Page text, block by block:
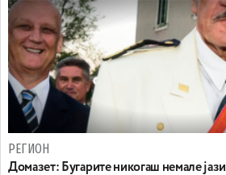
РЕГИОН
Домазет: Бугарите никогаш немале